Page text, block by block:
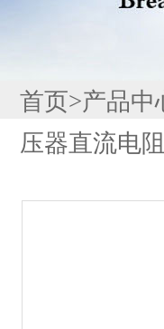
首页>产品中
压器直流电